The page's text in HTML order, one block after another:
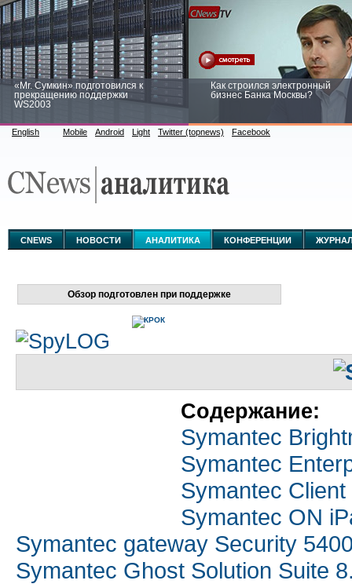
«Mr. Сумкин» подготовился к
прекращению поддержки
WS2003
Как строился электронный
бизнес Банка Москвы?
аналитике
English Mobile Android Light Twitter (topnews) Facebook
CNEWS НОВОСТИ АНАЛИТИКА КОНФЕРЕНЦИИ
Обзор подготовлен при поддержке
Содержание:
Symantec
Symantec
Symantec
Symantec ON
Symantec gateway Security
Symantec Ghost Solution Suite